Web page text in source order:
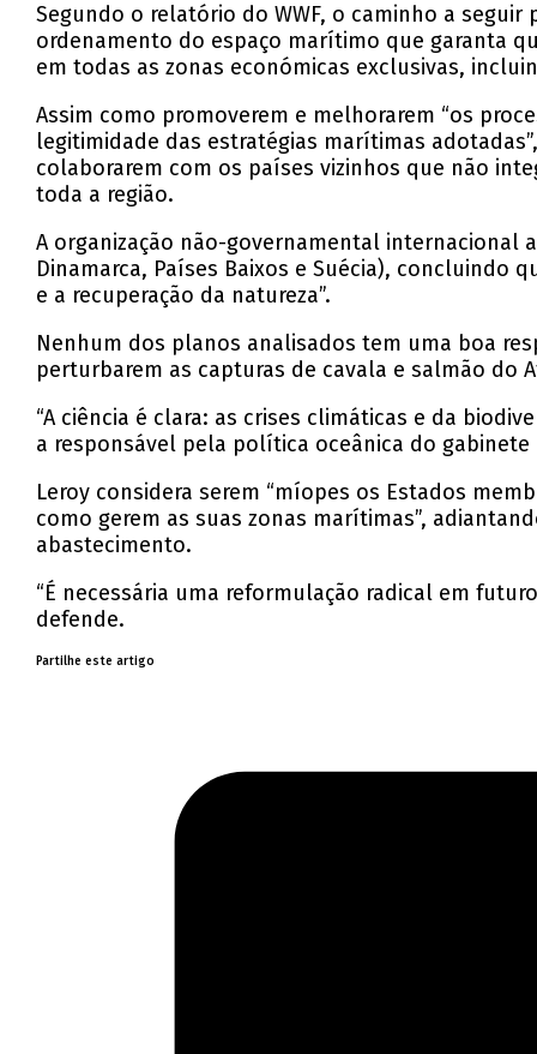
Segundo o relatório do WWF, o caminho a
ordenamento do espaço marítimo que garanta
em todas as zonas económicas exclusivas,
Assim como promoverem e melhorarem “os
legitimidade das estratégias marítimas
colaborarem com os países vizinhos que não
toda a região.
A organização não-governamental internacional
Dinamarca, Países Baixos e Suécia), concluindo
e a recuperação da natureza”.
Nenhum dos planos analisados tem uma boa
perturbarem as capturas de cavala e salmão do
“A ciência é clara: as crises climáticas e da
a responsável pela política oceânica do
Leroy considera serem “míopes os Estados
como gerem as suas zonas marítimas”,
abastecimento.
“É necessária uma reformulação radical em
defende.
Partilhe este artigo